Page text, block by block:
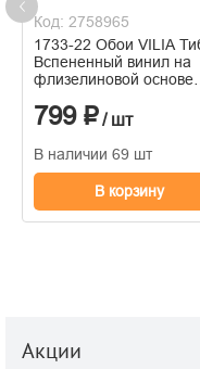
Код: 2758965
1733-22 Обои VILIA
Вспененный винил на
флизелиновой основе
799 ₽/ шт
В наличии 69 шт
В корзину
Акции